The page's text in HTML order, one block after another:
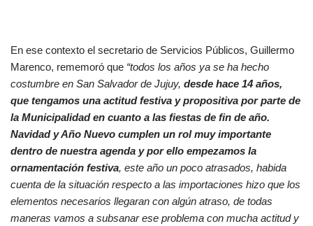
En ese contexto el secretario de Servicios Públicos, Guillermo
Marenco, rememoró que “todos los años ya se ha hecho
costumbre en San Salvador de Jujuy, desde hace 14 años,
que tengamos una actitud festiva y propositiva por parte de
la Municipalidad en cuanto a las fiestas de fin de año.
Navidad y Año Nuevo cumplen un rol muy importante
dentro de nuestra agenda y por ello empezamos la
ornamentación festiva, este año un poco atrasados, habida
cuenta de la situación respecto a las importaciones hizo que los
elementos necesarios llegaran con algún atraso, de todas
maneras vamos a subsanar ese problema con mucha actitud y